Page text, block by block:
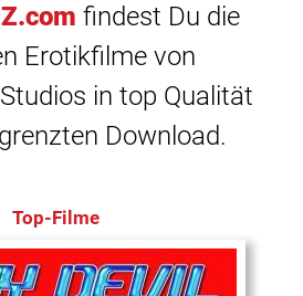
findest Du die
Erotikfilme von
in top Qualität
Download.
Top-Filme